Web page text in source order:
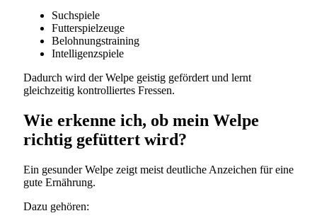
Suchspiele
Futterspielzeuge
Belohnungstraining
Intelligenzspiele
Dadurch wird der Welpe geistig gefördert und lernt
gleichzeitig kontrolliertes Fressen.
Wie erkenne ich, ob mein Welpe
richtig gefüttert wird?
Ein gesunder Welpe zeigt meist deutliche Anzeichen für eine
gute Ernährung.
Dazu gehören: